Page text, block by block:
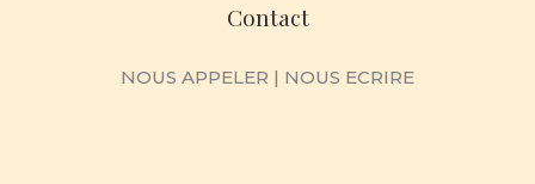
Contact
NOUS APPELER | NOUS ECRIRE